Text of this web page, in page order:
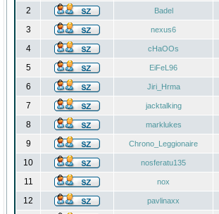
2 Badel
3 nexus6
4 cHaOOs
5 EiFeL96
6
Jiri_Hrma
7 jacktalking
8 marklukes
9 Chrono_Leggionaire
10 nosferatu135
11 nox
12 pavlinaxx